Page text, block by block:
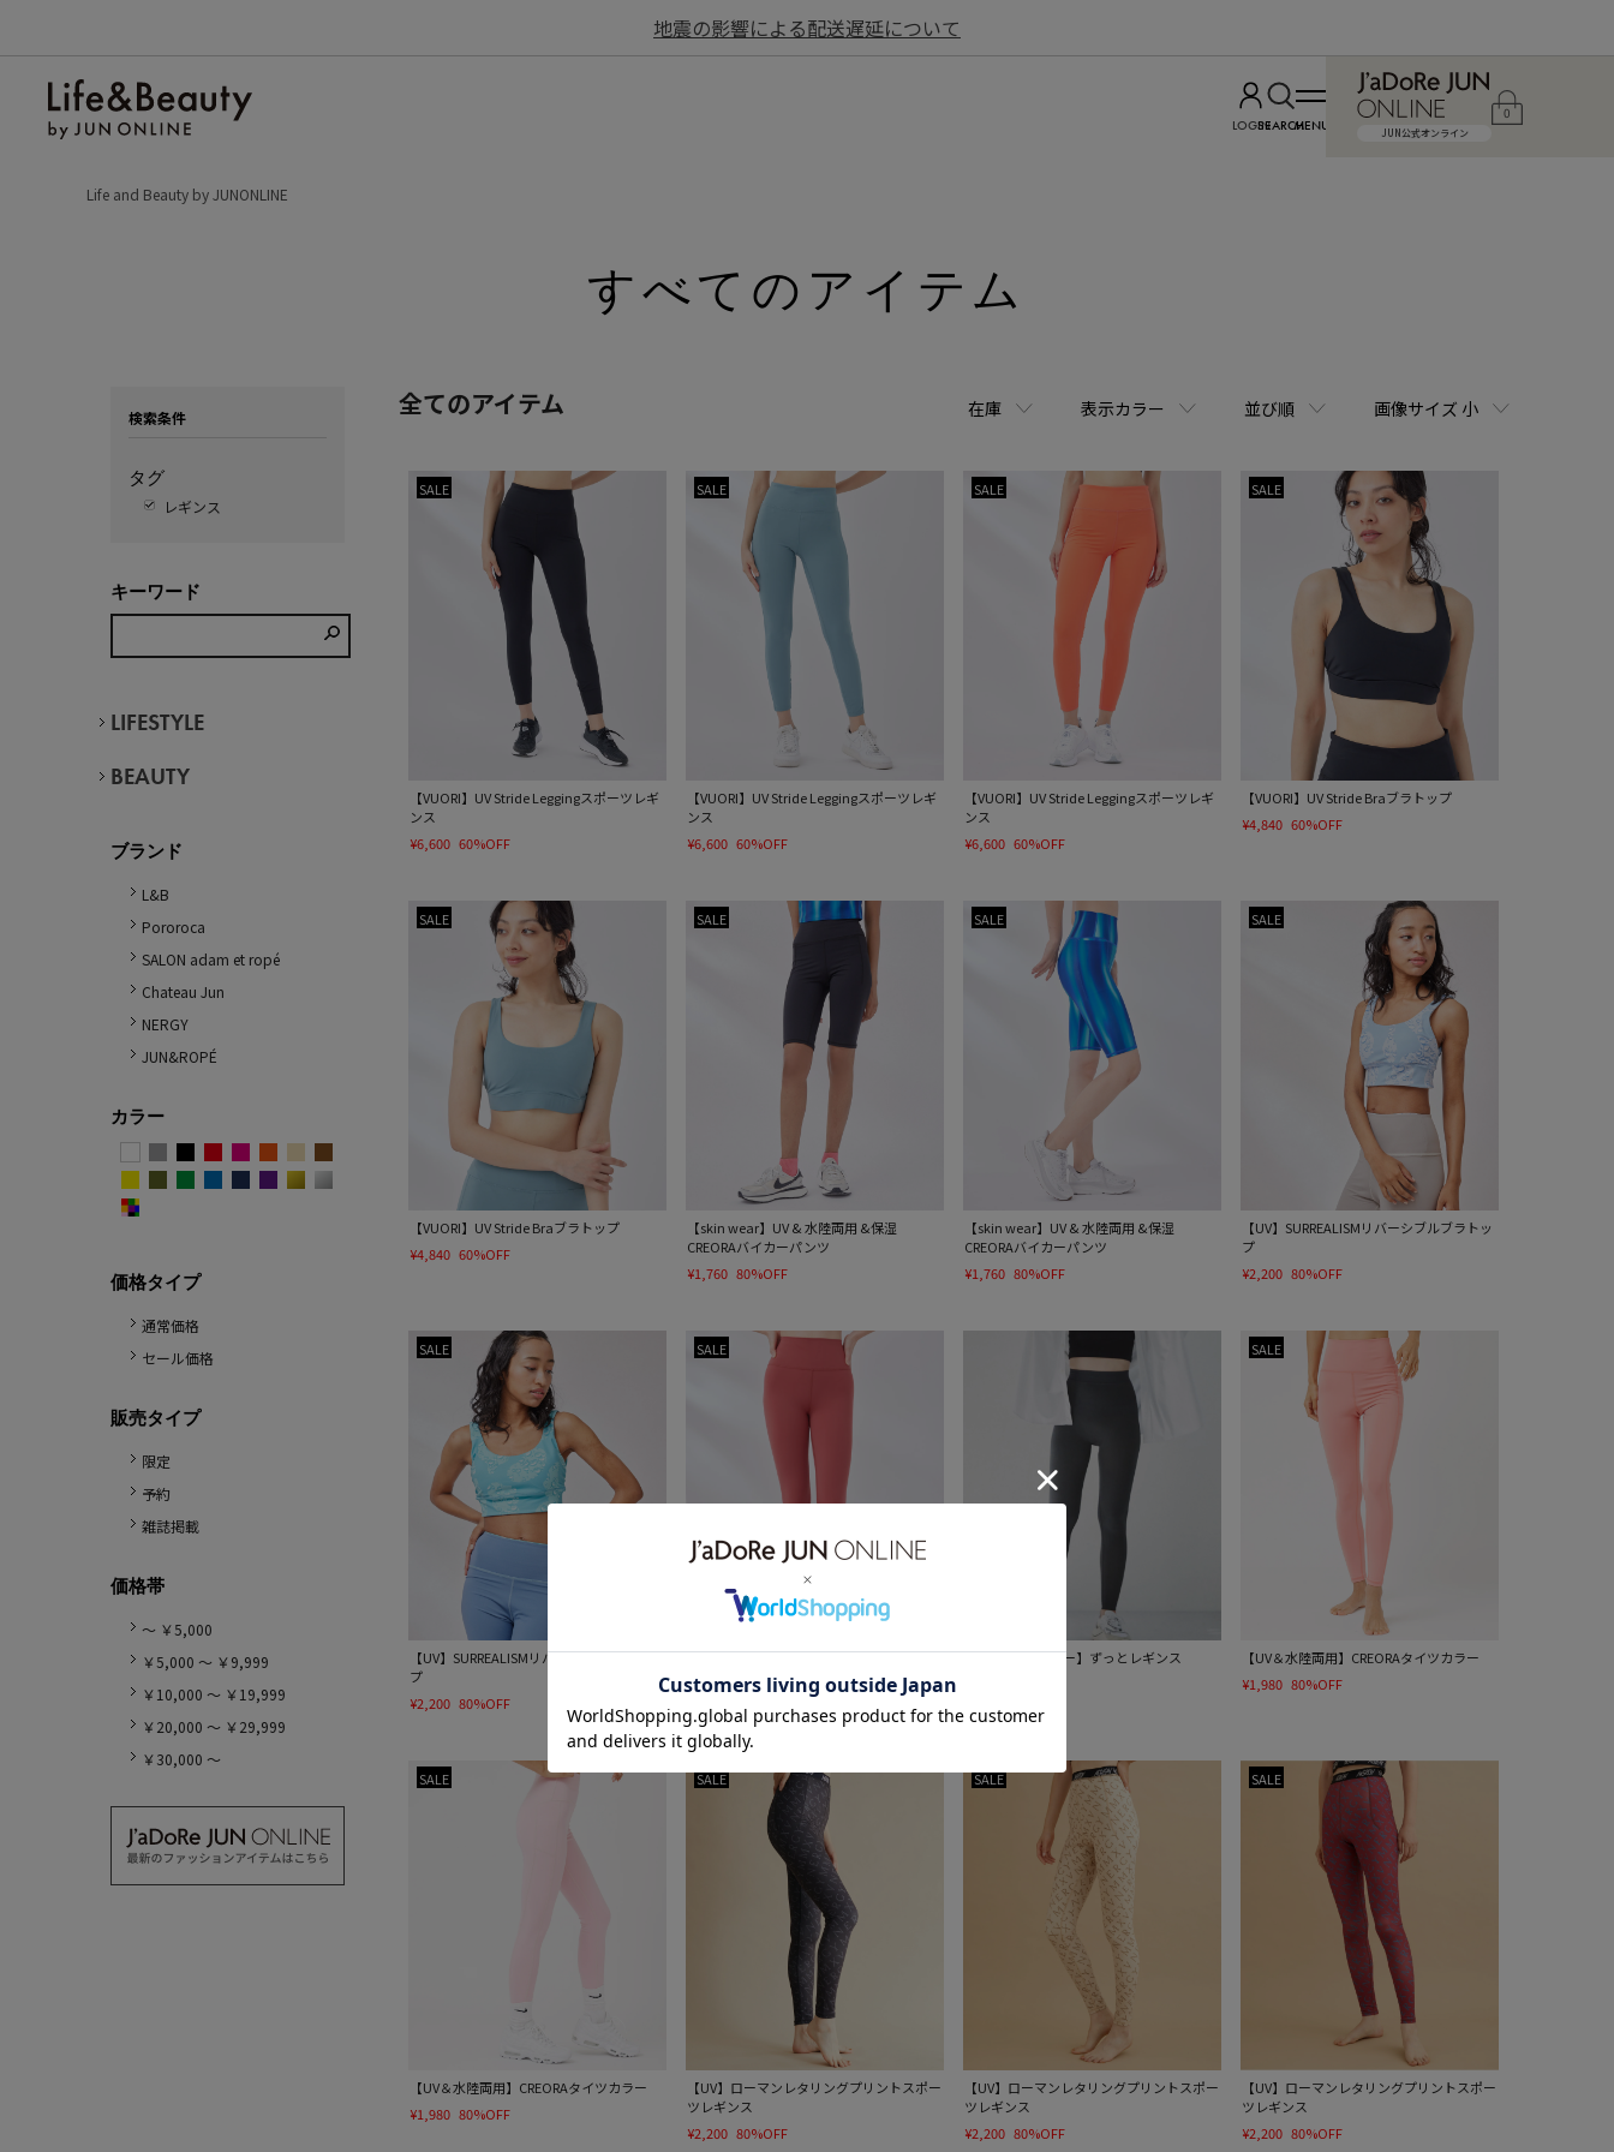
地震の影響による配送遅延について
LOGINSEARCHMENU JUN公式オンライン
0
Life and Beauty by JUNONLINE
すべてのアイテム
検索条件
タグ
レギンス
キーワード
LIFESTYLE
BEAUTY
ブランド
L&B
Pororoca
SALON adam et ropé
Chateau Jun
NERGY
JUN&ROPÉ
カラー
価格タイプ
通常価格
セール価格
販売タイプ
限定
予約
雑誌掲載
価格帯
～ ￥5,000
￥5,000 ～ ￥9,999
￥10,000 ～ ￥19,999
￥20,000 ～ ￥29,999
￥30,000 ～
全てのアイテム 在庫 表示カラー 並び順 画像サイズ 小
SALE
【VUORI】UV Stride Leggingスポーツレギ
ンス
¥6,600 60%OFF
SALE
【VUORI】UV Stride Leggingスポーツレギ
ンス
¥6,600 60%OFF
SALE
【VUORI】UV Stride Leggingスポーツレギ
ンス
¥6,600 60%OFF
SALE
【VUORI】UV Stride Braブラトップ
¥4,840 60%OFF
SALE
【VUORI】UV Stride Braブラトップ
¥4,840 60%OFF
SALE
【skin wear】UV & 水陸両用 &保湿
CREORAバイカーパンツ
¥1,760 80%OFF
SALE
【skin wear】UV & 水陸両用 &保湿
CREORAバイカーパンツ
¥1,760 80%OFF
SALE
【UV】SURREALISMリバーシブルブラトッ
プ
¥2,200 80%OFF
SALE
【UV】SURREALISMリバーシブルブラトッ
プ
¥2,200 80%OFF
SALE
【SPIRITUAL GANGSTER】Ada Dream
Tech 7/8 Legging
【eume / イウミー】ずっとレギンス
SALE
【UV＆水陸両用】CREORAタイツカラー
¥1,980 80%OFF
SALE
【UV＆水陸両用】CREORAタイツカラー
¥1,980 80%OFF
SALE
【UV】ローマンレタリングプリントスポー
ツレギンス
¥2,200 80%OFF
SALE
【UV】ローマンレタリングプリントスポー
ツレギンス
¥2,200 80%OFF
SALE
【UV】ローマンレタリングプリントスポー
ツレギンス
¥2,200 80%OFF